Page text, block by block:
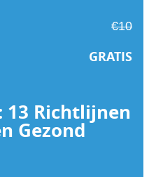
€10
GRATIS
13 Richtlijnen
Gezond